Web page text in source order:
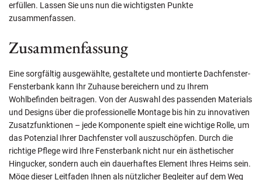
erfüllen. Lassen Sie uns nun die wichtigsten Punkte
zusammenfassen.
Zusammenfassung
Eine sorgfältig ausgewählte, gestaltete und montierte Dachfenster-
Fensterbank kann Ihr Zuhause bereichern und zu Ihrem
Wohlbefinden beitragen. Von der Auswahl des passenden Materials
und Designs über die professionelle Montage bis hin zu innovativen
Zusatzfunktionen – jede Komponente spielt eine wichtige Rolle, um
das Potenzial Ihrer Dachfenster voll auszuschöpfen. Durch die
richtige Pflege wird Ihre Fensterbank nicht nur ein ästhetischer
Hingucker, sondern auch ein dauerhaftes Element Ihres Heims sein.
Möge dieser Leitfaden Ihnen als nützlicher Begleiter auf dem Weg